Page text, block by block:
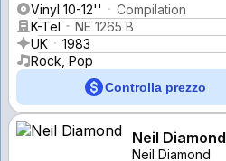
Vinyl 10-12''
Compilation
K-Tel
NE 1265 B
UK
1983
Rock, Pop
Controlla prezzo
Neil Diamond
Neil Diamond